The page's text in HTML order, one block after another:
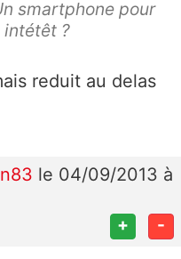
smartphone pour
intétêt ?
reduit au delas
le 04/09/2013 à
+ -